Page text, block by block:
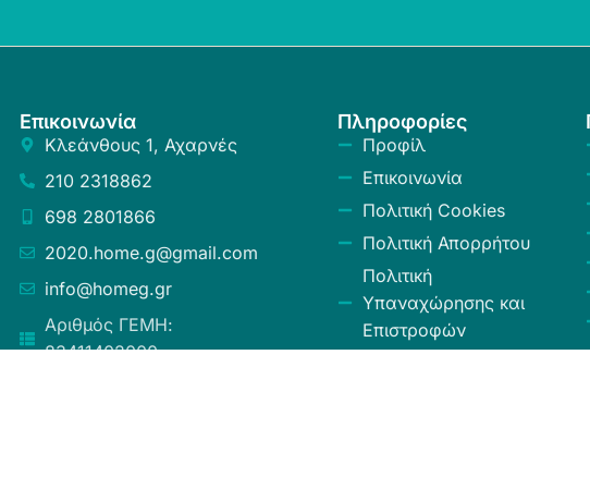
Επικοινωνία
Κλεάνθους 1, Αχαρνές
210 2318862
698 2801866
2020.home.g@gmail.com
info@homeg.gr
Αριθμός ΓΕΜΗ:
83411402000
Πληροφορίες
Προφίλ
Επικοινωνία
Πολιτική Cookies
Πολιτική Απορρήτου
Πολιτική
Υπαναχώρησης και
Επιστροφών